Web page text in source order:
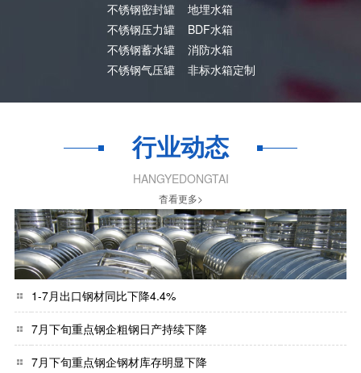
不锈钢密封罐
不锈钢压力罐
不锈钢蓄水罐
不锈钢气压罐
地埋水箱
BDF水箱
消防水箱
非标水箱定制
行业动态
HANGYEDONGTAI
杳看更多>
1-7月出口钢材同比下降4.4%
7月下旬重点钢企粗钢日产持续下降
7月下旬重点钢企钢材库存明显下降